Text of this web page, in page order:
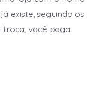
existe, seguindo os
troca, você paga